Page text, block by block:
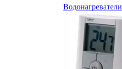
Водонагреватели